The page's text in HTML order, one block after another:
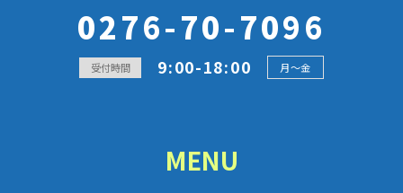
0276-70-7096
受付時間 9:00-18:00 月～金
MENU